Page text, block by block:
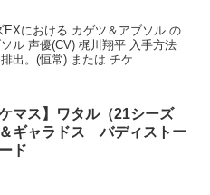
EXにおける カゲツ＆アブソル の
ル 声優(CV) 梶川翔平 入手方法
出。(恒常) または チケ...
ケマス】ワタル（21シーズ
ギャラドス バディストー
ド